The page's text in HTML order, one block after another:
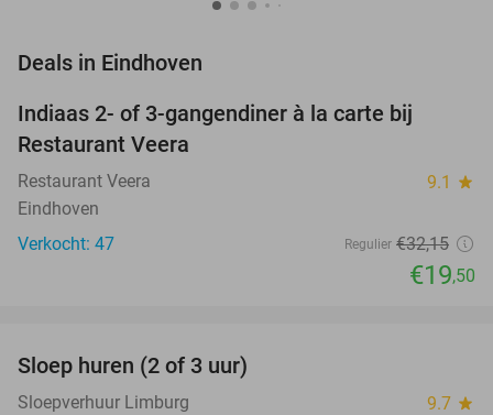
Deals in Eindhoven
Indiaas 2- of 3-gangendiner à la carte bij
Restaurant Veera
Restaurant Veera 9.1 star
Eindhoven
Verkocht: 47
Regulier €32,15
€19,50
NEW
TODAY
Sloep huren (2 of 3 uur)
Sloepverhuur Limburg 9.7 star